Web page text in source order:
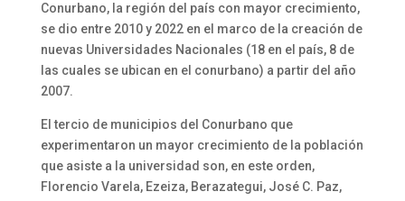
Conurbano, la región del país con mayor crecimiento,
se dio entre 2010 y 2022 en el marco de la creación de
nuevas Universidades Nacionales (18 en el país, 8 de
las cuales se ubican en el conurbano) a partir del año
2007.
El tercio de municipios del Conurbano que
experimentaron un mayor crecimiento de la población
que asiste a la universidad son, en este orden,
Florencio Varela, Ezeiza, Berazategui, José C. Paz,